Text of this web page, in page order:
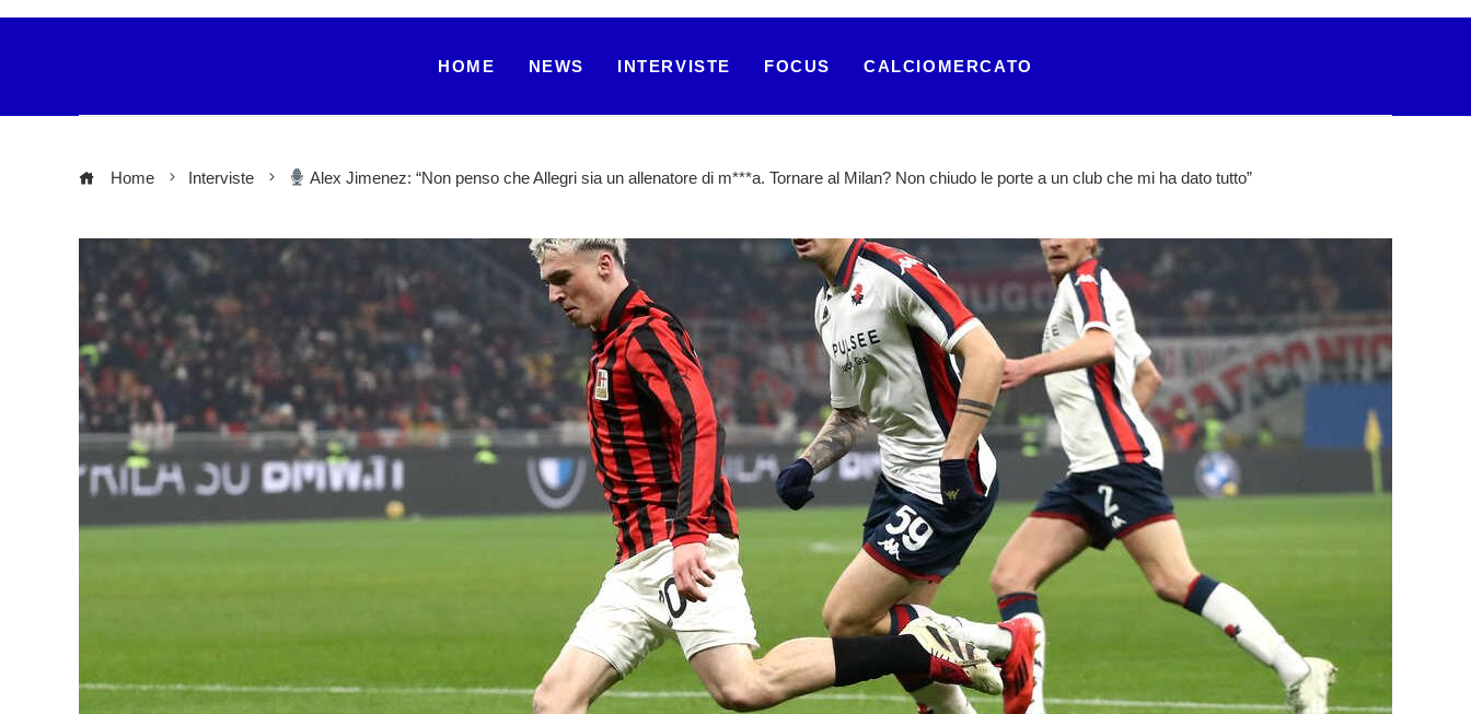
HOME NEWS INTERVISTE FOCUS CALCIOMERCATO
Home Interviste Alex Jimenez: “Non penso che Allegri sia un allenatore di m***a. Tornare al Milan? Non chiudo le porte a un club che mi ha dato tutto”